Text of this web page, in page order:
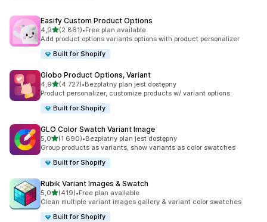
Easify Custom Product Options
4,9na 5 gwiazdek
(2 861)
Łączna liczba recenzji: 2861
•Free plan available
Add product options variants options with product personalizer
Built for Shopify
Globo Product Options, Variant
4,9na 5 gwiazdek
(4 727)
Łączna liczba recenzji: 4727
•Bezpłatny plan jest dostępny
Product personalizer, customize products w/ variant options
Built for Shopify
GLO Color Swatch Variant Image
5,0na 5 gwiazdek
(1 690)
Łączna liczba recenzji: 1690
•Bezpłatny plan jest dostępny
Group products as variants, show variants as color swatches
Built for Shopify
Rubik Variant Images & Swatch
5,0na 5 gwiazdek
(419)
Łączna liczba recenzji: 419
•Free plan available
Clean multiple variant images gallery & variant color swatches
Built for Shopify